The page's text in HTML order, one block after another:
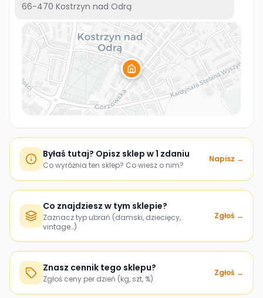
66-470 Kostrzyn nad Odrą
Byłaś tutaj? Opisz sklep w 1 zdaniu
Co wyróżnia ten sklep? Co wiesz o nim?
Napisz →
Co znajdziesz w tym sklepie?
Zaznacz typ ubrań (damski, dziecięcy,
vintage…)
Zgłoś →
Znasz cennik tego sklepu?
Zgłoś ceny per dzień (kg, szt, %)
Zgłoś →